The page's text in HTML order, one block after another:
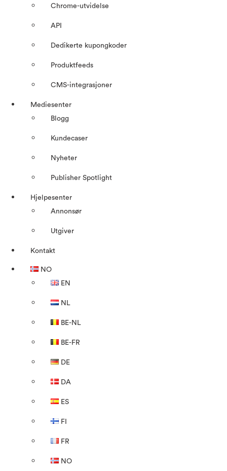
Chrome-utvidelse
API
Dedikerte kupongkoder
Produktfeeds
CMS-integrasjoner
Mediesenter
Blogg
Kundecaser
Nyheter
Publisher Spotlight
Hjelpesenter
Annonsør
Utgiver
Kontakt
NO
EN
NL
BE-NL
BE-FR
DE
DA
ES
FI
FR
NO